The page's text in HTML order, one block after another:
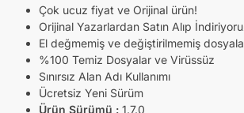
Çok ucuz fiyat ve Orijinal ürün!
Orijinal Yazarlardan Satın Alıp
El değmemiş ve değiştirilmemiş
%100 Temiz Dosyalar ve Virüssüz
Sınırsız Alan Adı Kullanımı
Ücretsiz Yeni Sürüm
Ürün Sürümü : 1.7.0